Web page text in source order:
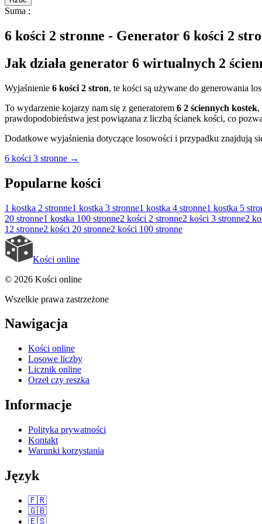
Suma :
6 kości 2 stronne - Generator 6 kości 2
Jak działa generator 6 wirtualnych 2
Wyjaśnienie 6 kości 2 stron, te kości są używane do generowania
To wydarzenie kojarzy nam się z generatorem 6 2 ściennych kostek,
prawdopodobieństwa jest powiązana z liczbą ścianek kości, co
Dodatkowe wyjaśnienia dotyczące losowości i przypadku znajdują
6 kości 3 stronne →
Popularne kości
1 kostka 2 stronne1 kostka 3 stronne1 kostka 4 stronne1 kostka 5
20 stronne1 kostka 100 stronne2 kości 2 stronne2 kości 3 stronne2
12 stronne2 kości 20 stronne2 kości 100 stronne
Kości online
© 2026 Kości online
Wszelkie prawa zastrzeżone
Nawigacja
Kości online
Losowe liczby
Licznik online
Orzeł czy reszka
Informacje
Polityka prywatności
Kontakt
Warunki korzystania
Język
🇫🇷
🇬🇧
🇪🇸